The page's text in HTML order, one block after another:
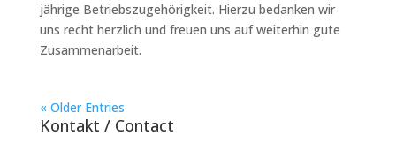
jährige Betriebszugehörigkeit. Hierzu bedanken wir
uns recht herzlich und freuen uns auf weiterhin gute
Zusammenarbeit.
« Older Entries
Kontakt / Contact